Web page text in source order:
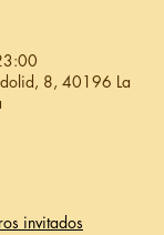
8, 40196 La
invitados